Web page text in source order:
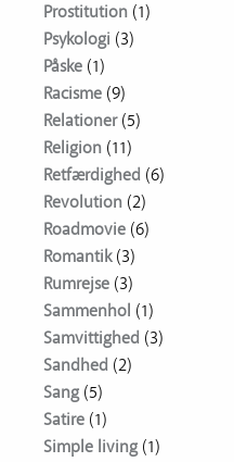
Prostitution (1)
Psykologi (3)
Påske (1)
Racisme (9)
Relationer(5)
Religion (11)
Retfærdighed (6)
Revolution (2)
Roadmovie (6)
Romantik(3)
Rumrejse (3)
Sammenhol (1)
Samvittighed (3)
Sandhed (2)
Sang(5)
Satire (1)
Simple living(1)